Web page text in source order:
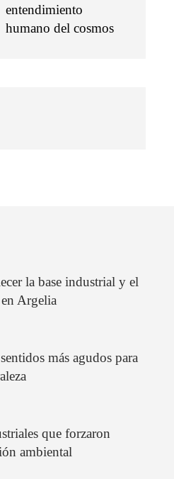
entendimiento
humano del cosmos
la base industrial y el
Argelia
más agudos para
que forzaron
ambiental